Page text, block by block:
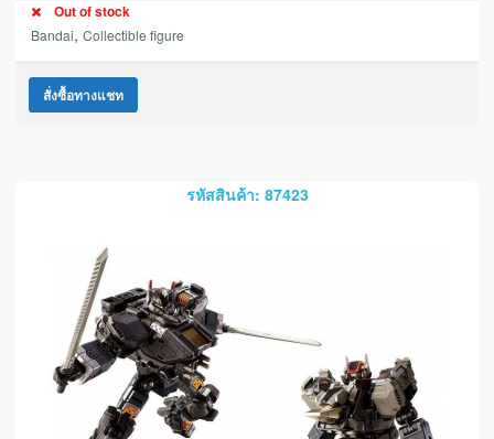
Out of stock
Bandai, Collectible figure
สั่งซื้อทางแชท
รหัสสินค้า: 87423